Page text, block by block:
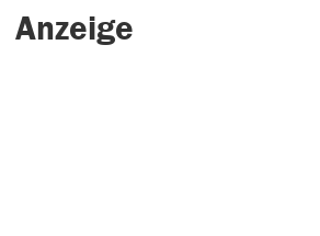
Anzeige